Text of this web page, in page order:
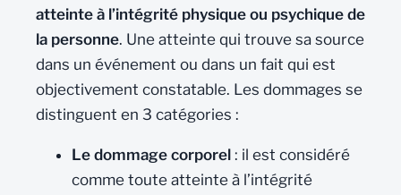
atteinte à l’intégrité physique ou psychique de
la personne. Une atteinte qui trouve sa source
dans un événement ou dans un fait qui est
objectivement constatable. Les dommages se
distinguent en 3 catégories :
Le dommage corporel : il est considéré
comme toute atteinte à l’intégrité